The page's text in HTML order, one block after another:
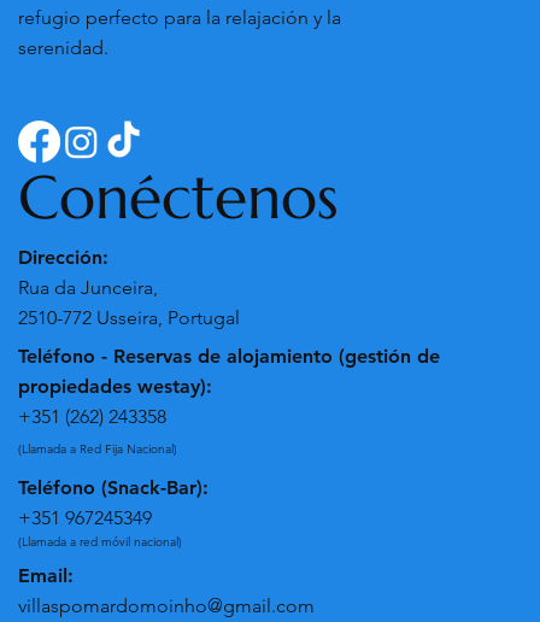
refugio perfecto para la relajación y la
serenidad.
Conéctenos
Dirección:
Rua da Junceira,
2510-772 Usseira, Portugal
Teléfono - Reservas de alojamiento (gestión de
propiedades westay):
+351 (262) 243358
(Llamada a Red Fija Nacional)
Teléfono (Snack-Bar):
+351 967245349
(Llamada a red móvil nacional)
Email:
villaspomardomoinho@gmail.com